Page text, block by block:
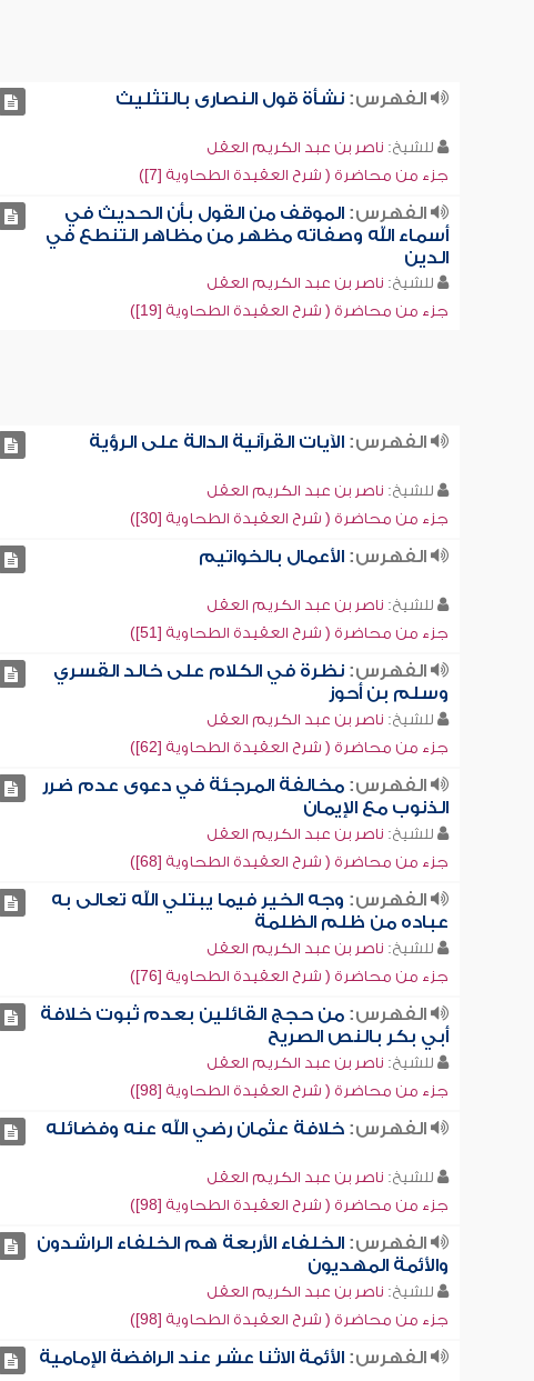
الفهرس:نشأة قول النصارى بالتثليث
للشيخ: ناصر بن عبد الكريم العقل
جزء من محاضرة ( شرح العقيدة الطحاوية [7])
الفهرس:الموقف من القول بأن الحديث في
أسماء الله وصفاته مظهر من مظاهر التنطع في
الدين
للشيخ: ناصر بن عبد الكريم العقل
جزء من محاضرة ( شرح العقيدة الطحاوية [19])
الفهرس:الآيات القرآنية الدالة على الرؤية
للشيخ: ناصر بن عبد الكريم العقل
جزء من محاضرة ( شرح العقيدة الطحاوية [30])
الفهرس:الأعمال بالخواتيم
للشيخ: ناصر بن عبد الكريم العقل
جزء من محاضرة ( شرح العقيدة الطحاوية [51])
الفهرس:نظرة في الكلام على خالد القسري
وسلم بن أحوز
للشيخ: ناصر بن عبد الكريم العقل
جزء من محاضرة ( شرح العقيدة الطحاوية [62])
الفهرس:مخالفة المرجئة في دعوى عدم ضرر
الذنوب مع الإيمان
للشيخ: ناصر بن عبد الكريم العقل
جزء من محاضرة ( شرح العقيدة الطحاوية [68])
الفهرس: وجه الخير فيما يبتلي الله تعالى به
عباده من ظلم الظلمة
للشيخ: ناصر بن عبد الكريم العقل
جزء من محاضرة ( شرح العقيدة الطحاوية [76])
الفهرس:من حجج القائلين بعدم ثبوت خلافة
أبي بكر بالنص الصريح
للشيخ: ناصر بن عبد الكريم العقل
جزء من محاضرة ( شرح العقيدة الطحاوية [98])
الفهرس:خلافة عثمان رضي الله عنه وفضائله
للشيخ: ناصر بن عبد الكريم العقل
جزء من محاضرة ( شرح العقيدة الطحاوية [98])
الفهرس:الخلفاء الأربعة هم الخلفاء الراشدون
والأئمة المهديون
للشيخ: ناصر بن عبد الكريم العقل
جزء من محاضرة ( شرح العقيدة الطحاوية [98])
الفهرس:الأئمة الاثنا عشر عند الرافضة الإمامية